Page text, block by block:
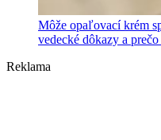
Môže opaľovací krém
vedecké dôkazy a
Reklama